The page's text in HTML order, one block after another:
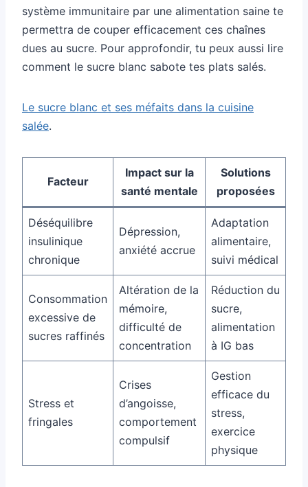
système immunitaire par une alimentation saine te
permettra de couper efficacement ces chaînes
dues au sucre. Pour approfondir, tu peux aussi lire
comment le sucre blanc sabote tes plats salés.
Le sucre blanc et ses méfaits dans la cuisine
salée.
Facteur
Impact sur la
santé mentale
Solutions
proposées
Déséquilibre
insulinique
chronique
Dépression,
anxiété accrue
Adaptation
alimentaire,
suivi médical
Consommation
excessive de
sucres raffinés
Altération de la
mémoire,
difficulté de
concentration
Réduction du
sucre,
alimentation
à IG bas
Stress et
fringales
Crises
d’angoisse,
comportement
compulsif
Gestion
efficace du
stress,
exercice
physique